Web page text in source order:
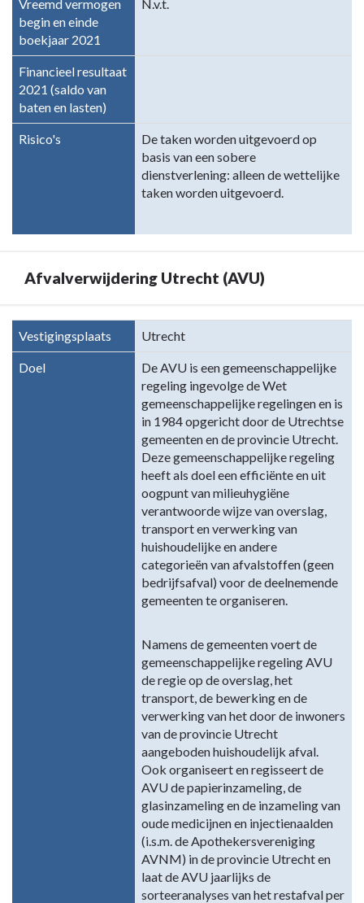
Vreemd vermogen
begin en einde
boekjaar 2021
N.v.t.
Financieel resultaat
2021 (saldo van
baten en lasten)
Risico's
De taken worden uitgevoerd op
basis van een sobere
dienstverlening: alleen de wettelijke
taken worden uitgevoerd.
Afvalverwijdering Utrecht (AVU)
Terug
naar
navigatie
Vestigingsplaats Utrecht
Doel
De AVU is een gemeenschappelijke
regeling ingevolge de Wet
gemeenschappelijke regelingen en is
in 1984 opgericht door de Utrechtse
gemeenten en de provincie Utrecht.
Deze gemeenschappelijke regeling
heeft als doel een efficiënte en uit
oogpunt van milieuhygiëne
verantwoorde wijze van overslag,
transport en verwerking van
huishoudelijke en andere
categorieën van afvalstoffen (geen
bedrijfsafval) voor de deelnemende
gemeenten te organiseren.
Namens de gemeenten voert de
gemeenschappelijke regeling AVU
de regie op de overslag, het
transport, de bewerking en de
verwerking van het door de inwoners
van de provincie Utrecht
aangeboden huishoudelijk afval.
Ook organiseert en regisseert de
AVU de papierinzameling, de
glasinzameling en de inzameling van
oude medicijnen en injectienaalden
(i.s.m. de Apothekersvereniging
AVNM) in de provincie Utrecht en
laat de AVU jaarlijks de
sorteeranalyses van het restafval per